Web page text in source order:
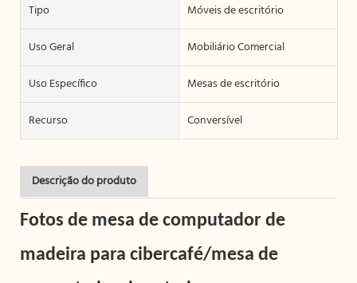
Tipo
Móveis de escritório
Uso Geral
Mobiliário Comercial
Uso Específico
Mesas de escritório
Recurso
Conversível
Descrição do produto
Fotos de mesa de computador de
madeira para cibercafé/mesa de